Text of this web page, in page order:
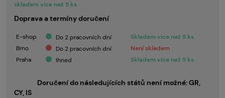
skladem více než 5 ks
Doprava a termíny doručení
E-shop Do 2 pracovních dní
Skladem více než 5 ks
Brno
Do 2 pracovních dní
Není skladem
Praha
Ihned Skladem více než 5 ks
Doručení do následujících států není možné: GR,
CY, IS